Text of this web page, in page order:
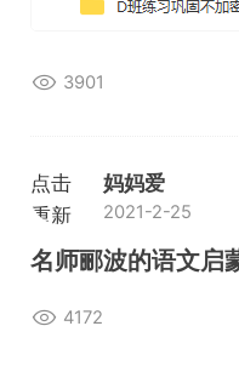
3901
点击
重新
加载
妈妈爱
2021-2-25
名师郦波的语文启
4172